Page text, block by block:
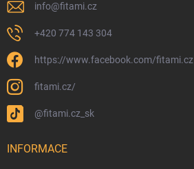
info@fitami.cz
+420 774 143 304
https://www.facebook.com/fitami.cz
fitami.cz/
@fitami.cz_sk
INFORMACE